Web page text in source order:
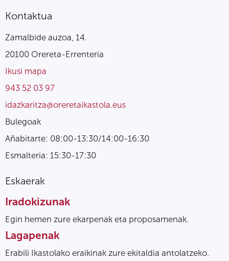
Kontaktua
Zamalbide auzoa, 14.
20100 Orereta-Errenteria
Ikusi mapa
943 52 03 97
idazkaritza@oreretaikastola.eus
Bulegoak
Añabitarte: 08:00-13:30/14:00-16:30
Esmalteria: 15:30-17:30
Eskaerak
Iradokizunak
Egin hemen zure ekarpenak eta proposamenak.
Lagapenak
Erabili Ikastolako eraikinak zure ekitaldia antolatzeko.